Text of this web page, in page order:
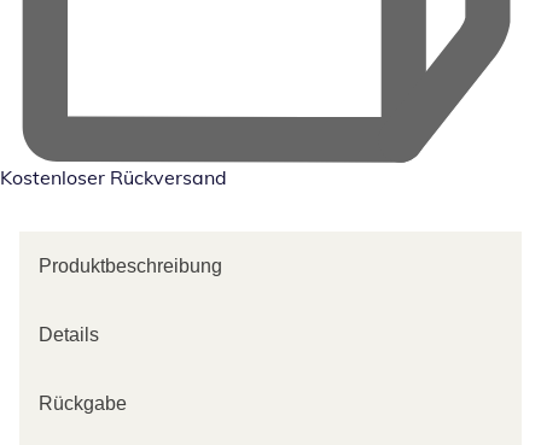
Kostenloser Rückversand
Produktbeschreibung
Details
Rückgabe